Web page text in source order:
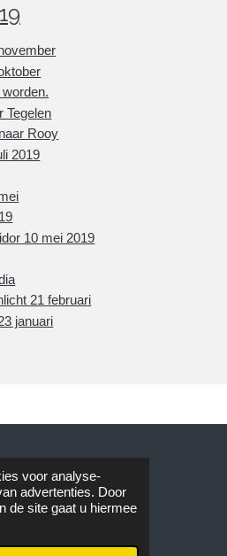
voor analyse-
advertenties. Door
de site gaat u hiermee
Tegelen
Rooy
2019
10 mei 2019
21 februari
januari